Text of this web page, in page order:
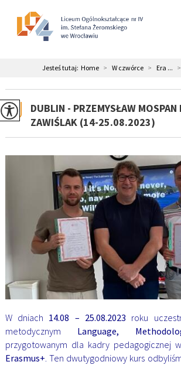
Jesteś tutaj: Home > W czwórce > Era ... >
DUBLIN - PRZEMYSŁAW MOSPAN
ZAWIŚLAK (14-25.08.2023)
W dniach 14.08 – 25.08.2023 roku
metodycznym Language,
przygotowanym dla kadry pedagogicznej
Erasmus+. Ten dwutygodniowy kurs